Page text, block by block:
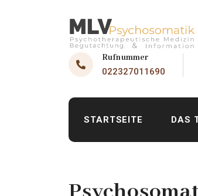
Rufnummer
022327011690
STARTSEITE DAS